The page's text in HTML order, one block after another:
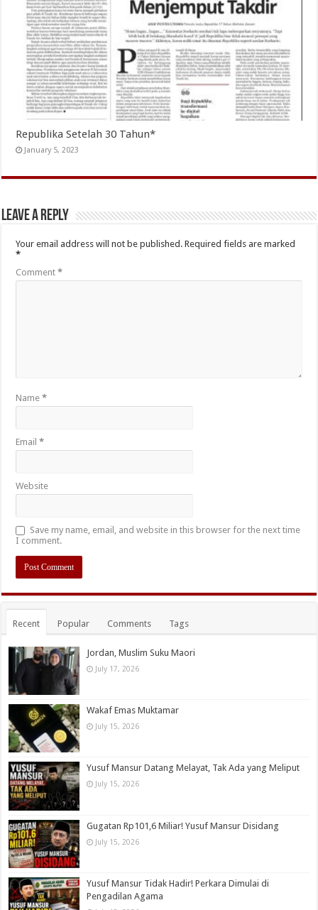
Republika Setelah 30 Tahun*
January 5, 2023
Leave a Reply
Your email address will not be published. Required fields are marked
*
Comment*
Name*
Email*
Website
Save my name, email, and website in this browser for the next time
I comment.
Recent Popular Comments Tags
Jordan, Muslim Suku Maori
July 17, 2026
Wakaf Emas Muktamar
July 15, 2026
Yusuf Mansur Datang Melayat, Tak Ada yang Meliput
July 15, 2026
Gugatan Rp101,6 Miliar! Yusuf Mansur Disidang
July 15, 2026
Yusuf Mansur Tidak Hadir! Perkara Dimulai di
Pengadilan Agama